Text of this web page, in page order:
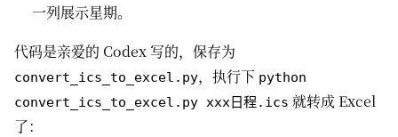
一列展示星期。
代码是亲爱的 Codex 写的，保存为
convert_ics_to_excel.py，执行下 python
convert_ics_to_excel.py xxx日程.ics 就转成 Excel
了：